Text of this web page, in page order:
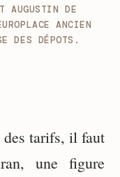
AUGUSTIN DE
ANCIEN
DES DÉPOTS.
des tarifs, il faut
une figure